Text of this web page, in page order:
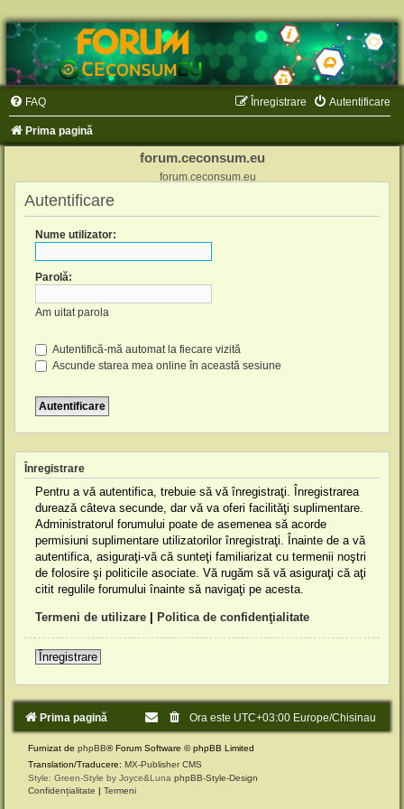
FAQ Autentificare
Înregistrare
Prima pagină
forum.ceconsum.eu
forum.ceconsum.eu
Autentificare
Nume utilizator:
Parolă:
Am uitat parola
Autentifică-mă automat la fiecare vizită
Ascunde starea mea online în această sesiune
Înregistrare
Pentru a vă autentifica, trebuie să vă înregistraţi. Înregistrarea
durează câteva secunde, dar vă va oferi facilităţi suplimentare.
Administratorul forumului poate de asemenea să acorde
permisiuni suplimentare utilizatorilor înregistraţi. Înainte de a vă
autentifica, asiguraţi-vă că sunteţi familiarizat cu termenii noştri
de folosire şi politicile asociate. Vă rugăm să vă asiguraţi că aţi
citit regulile forumului înainte să navigaţi pe acesta.
Termeni de utilizare Politica de confidenţialitate
Înregistrare
Prima pagină Ora este UTC+03:00 Europe/Chisinau
Furnizat de phpBB® Forum Software © phpBB Limited
Translation/Traducere: MX-Publisher CMS
Style: Green-Style by Joyce&Luna phpBB-Style-Design
Confidențialitate | Termeni